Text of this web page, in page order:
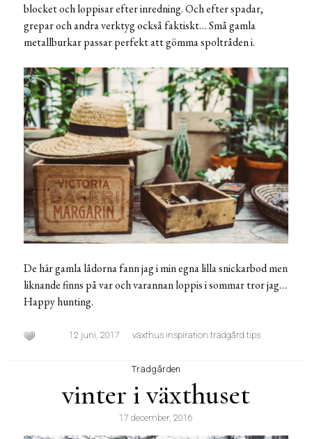
blocket och loppisar efter inredning. Och efter spadar,
grepar och andra verktyg också faktiskt… Små gamla
metallburkar passar perfekt att gömma spoltråden i.
De här gamla lådorna fann jag i min egna lilla snickarbod men
liknande finns på var och varannan loppis i sommar tror jag…
Happy hunting.
12 juni, 2017 växthus inspiration trädgård tips
Trädgården
vinter i växthuset
17 december, 2016